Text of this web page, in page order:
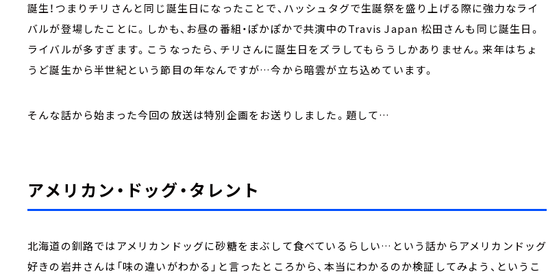
誕生！つまりチリさんと同じ誕生日になったことで、ハッシュタグで生誕祭を盛り上げる際に強力なライ
バルが登場したことに。しかも、お昼の番組・ぽかぽかで共演中のTravis Japan 松田さんも同じ誕生日。
ライバルが多すぎます。こうなったら、チリさんに誕生日をズラしてもらうしかありません。来年はちょ
うど誕生から半世紀という節目の年なんですが…今から暗雲が立ち込めています。
そんな話から始まった今回の放送は特別企画をお送りしました。題して…
アメリカン・ドッグ・タレント
北海道の釧路ではアメリカンドッグに砂糖をまぶして食べているらしい…という話からアメリカンドッグ
好きの岩井さんは「味の違いがわかる」と言ったところから、本当にわかるのか検証してみよう、というこ